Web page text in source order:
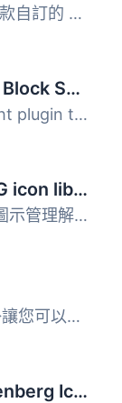
總結：SVG Icon Block 是一款自訂的 Gutenberg 區塊外掛程式...
Subtle Icons – SVG Icon Block Suite, Icon Picker & ACF Field
Subtle Icons is a lightweight plugin that brings thousand...
Omni Icon – Modern SVG icon library for WordPress
Omni Icon 是一款現代化的圖示管理解決方案，旨在無縫整合 Wo...
總結：這項 WordPress 外掛讓您可以完全控制選擇、大小、顏色...
KitIcon WordPress Gutenberg Icon Block.